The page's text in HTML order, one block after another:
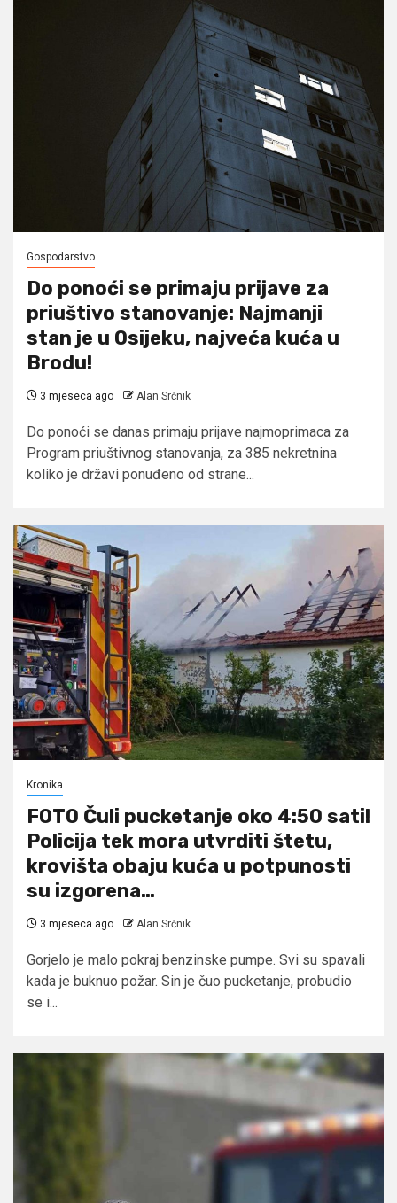
Gospodarstvo
Do ponoći se primaju prijave za
priuštivo stanovanje: Najmanji
stan je u Osijeku, najveća kuća u
Brodu!
3 mjeseca ago Alan Srčnik
Do ponoći se danas primaju prijave najmoprimaca za
Program priuštivnog stanovanja, za 385 nekretnina
koliko je državi ponuđeno od strane...
Kronika
FOTO Čuli pucketanje oko 4:50 sati!
Policija tek mora utvrditi štetu,
krovišta obaju kuća u potpunosti
su izgorena…
3 mjeseca ago Alan Srčnik
Gorjelo je malo pokraj benzinske pumpe. Svi su spavali
kada je buknuo požar. Sin je čuo pucketanje, probudio
se i...